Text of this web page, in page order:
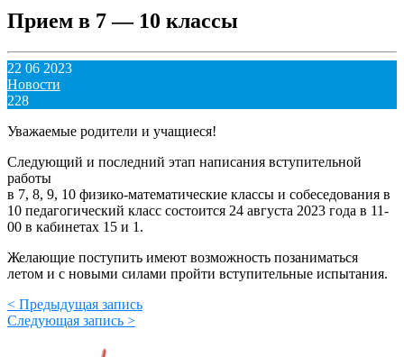
Прием в 7 — 10 классы
22 06 2023
Новости
228
Уважаемые родители и учащиеся!
Следующий и последний этап написания вступительной
работы
в 7, 8, 9, 10 физико-математические классы и собеседования в
10 педагогический класс состоится 24 августа 2023 года в 11-
00 в кабинетах 15 и 1.
Желающие поступить имеют возможность позаниматься
летом и с новыми силами пройти вступительные испытания.
< Предыдущая запись
Следующая запись >